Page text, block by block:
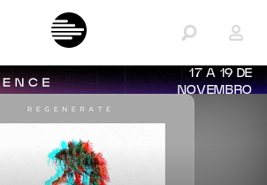
17 A 19 DE
NOVEMBRO